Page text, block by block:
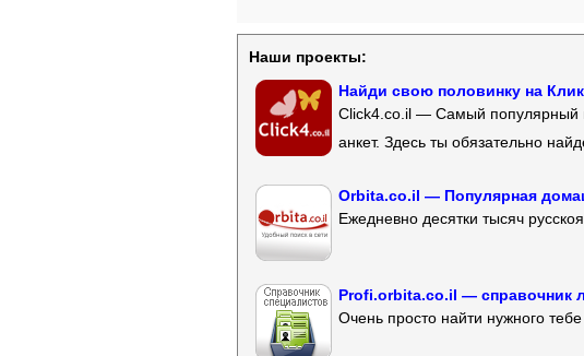
Наши проекты:
Найди свою половинку на
Click4.co.il — Самый популярный
анкет. Здесь ты обязательно
Orbita.co.il — Популярная
Ежедневно десятки тысяч
Profi.orbita.co.il — справочник
Очень просто найти нужного